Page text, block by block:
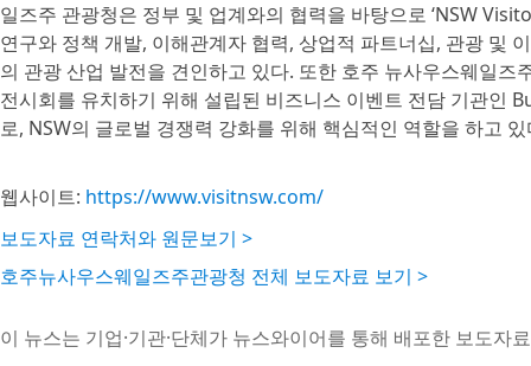
일즈주 관광청은 정부 및 업계와의 협력을 바탕으로 ‘NSW
연구와 정책 개발, 이해관계자 협력, 상업적 파트너십, 관광 및
의 관광 산업 발전을 견인하고 있다. 또한 호주 뉴사우스웨일
전시회를 유치하기 위해 설립된 비즈니스 이벤트 전담 기관인
로, NSW의 글로벌 경쟁력 강화를 위해 핵심적인 역할을 하고 있
웹사이트: https://www.visitnsw.com/
보도자료 연락처와 원문보기 >
호주뉴사우스웨일즈주관광청 전체 보도자료 보기 >
이 뉴스는 기업·기관·단체가 뉴스와이어를 통해 배포한 보도자